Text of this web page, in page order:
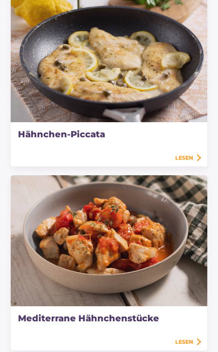
Hähnchen-Piccata
LESEN
Mediterrane Hähnchenstücke
LESEN